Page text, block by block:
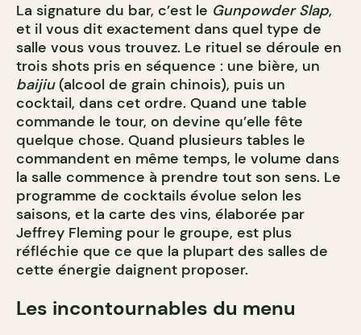
La signature du bar, c’est le Gunpowder Slap,
et il vous dit exactement dans quel type de
salle vous vous trouvez. Le rituel se déroule en
trois shots pris en séquence : une bière, un
baijiu(alcool de grain chinois), puis un
cocktail, dans cet ordre. Quand une table
commande le tour, on devine qu’elle fête
quelque chose. Quand plusieurs tables le
commandent en même temps, le volume dans
la salle commence à prendre tout son sens. Le
programme de cocktails évolue selon les
saisons, et la carte des vins, élaborée par
Jeffrey Fleming pour le groupe, est plus
réfléchie que ce que la plupart des salles de
cette énergie daignent proposer.
Les incontournables du menu